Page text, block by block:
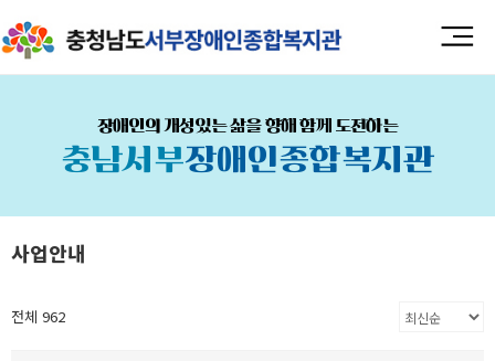
장애인의 개성있는 삶을 향해 함께 도전하는
충남서부장애인종합복지관
사업안내
전체 962